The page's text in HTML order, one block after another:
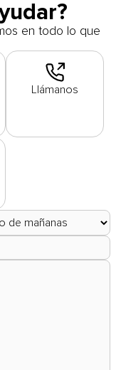
en todo lo que
Llámanos